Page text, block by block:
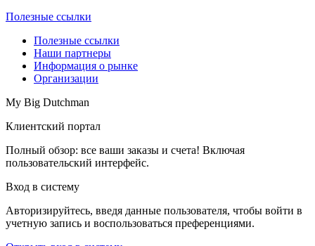
Полезные ссылки
Полезные ссылки
Наши партнеры
Информация о рынке
Организации
My Big Dutchman
Клиентский портал
Полный обзор: все ваши заказы и счета! Включая
пользовательский интерфейс.
Вход в систему
Авторизируйтесь, введя данные пользователя, чтобы войти в
учетную запись и воспользоваться преференциями.